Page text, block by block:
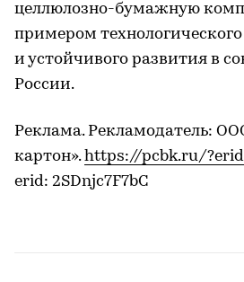
целлюлозно-бумажную
примером
и устойчивого развития в
России.
Реклама. Рекламодатель:
картон».https://pcbk.ru/
erid: 2SDnjc7F7bC